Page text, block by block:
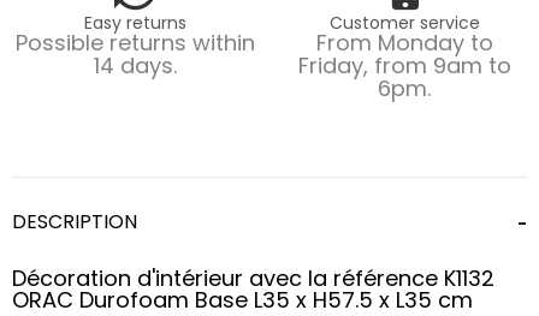
Easy returns
Possible returns within
14 days.
Customer service
From Monday to
Friday, from 9am to
6pm.
DESCRIPTION
Décoration d'intérieur avec la référence K1132
ORAC Durofoam Base L35 x H57.5 x L35 cm